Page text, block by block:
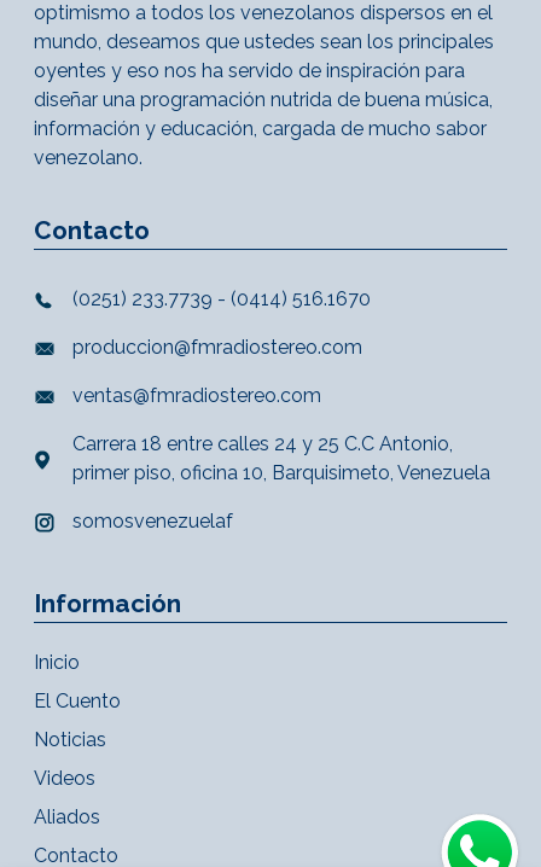
optimismo a todos los venezolanos dispersos en el
mundo, deseamos que ustedes sean los principales
oyentes y eso nos ha servido de inspiración para
diseñar una programación nutrida de buena música,
información y educación, cargada de mucho sabor
venezolano.
Contacto
(0251) 233.7739 - (0414) 516.1670
produccion@fmradiostereo.com
ventas@fmradiostereo.com
Carrera 18 entre calles 24 y 25 C.C Antonio,
primer piso, oficina 10, Barquisimeto, Venezuela
somosvenezuelaf
Información
Inicio
El Cuento
Noticias
Videos
Aliados
Contacto